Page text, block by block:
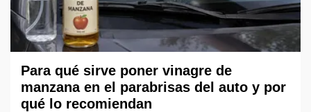
Para qué sirve poner vinagre de
manzana en el parabrisas del auto y por
qué lo recomiendan